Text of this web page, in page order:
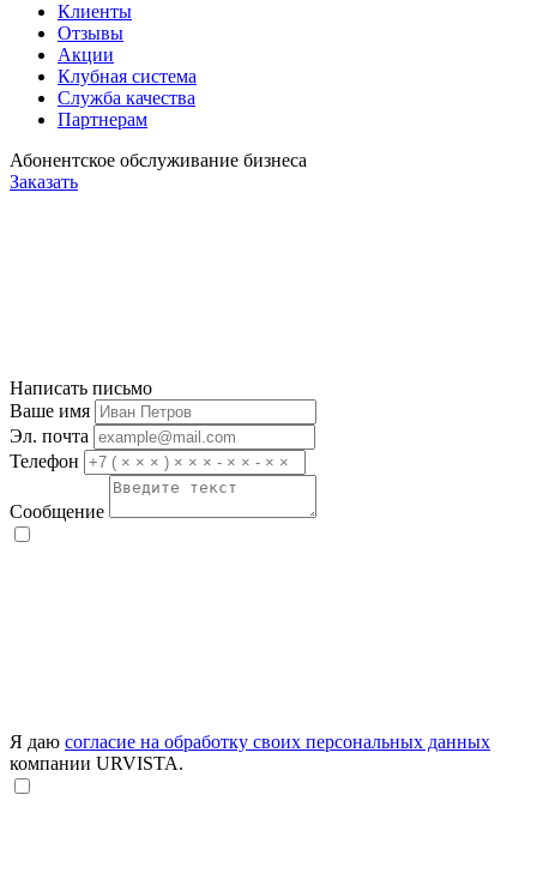
Клиенты
Отзывы
Акции
Клубная система
Служба качества
Партнерам
Абонентское обслуживание бизнеса
Заказать
Написать письмо
Ваше имя
Эл. почта
Телефон
Сообщение
Я даю согласие на обработку своих персональных данных
компании URVISTA.